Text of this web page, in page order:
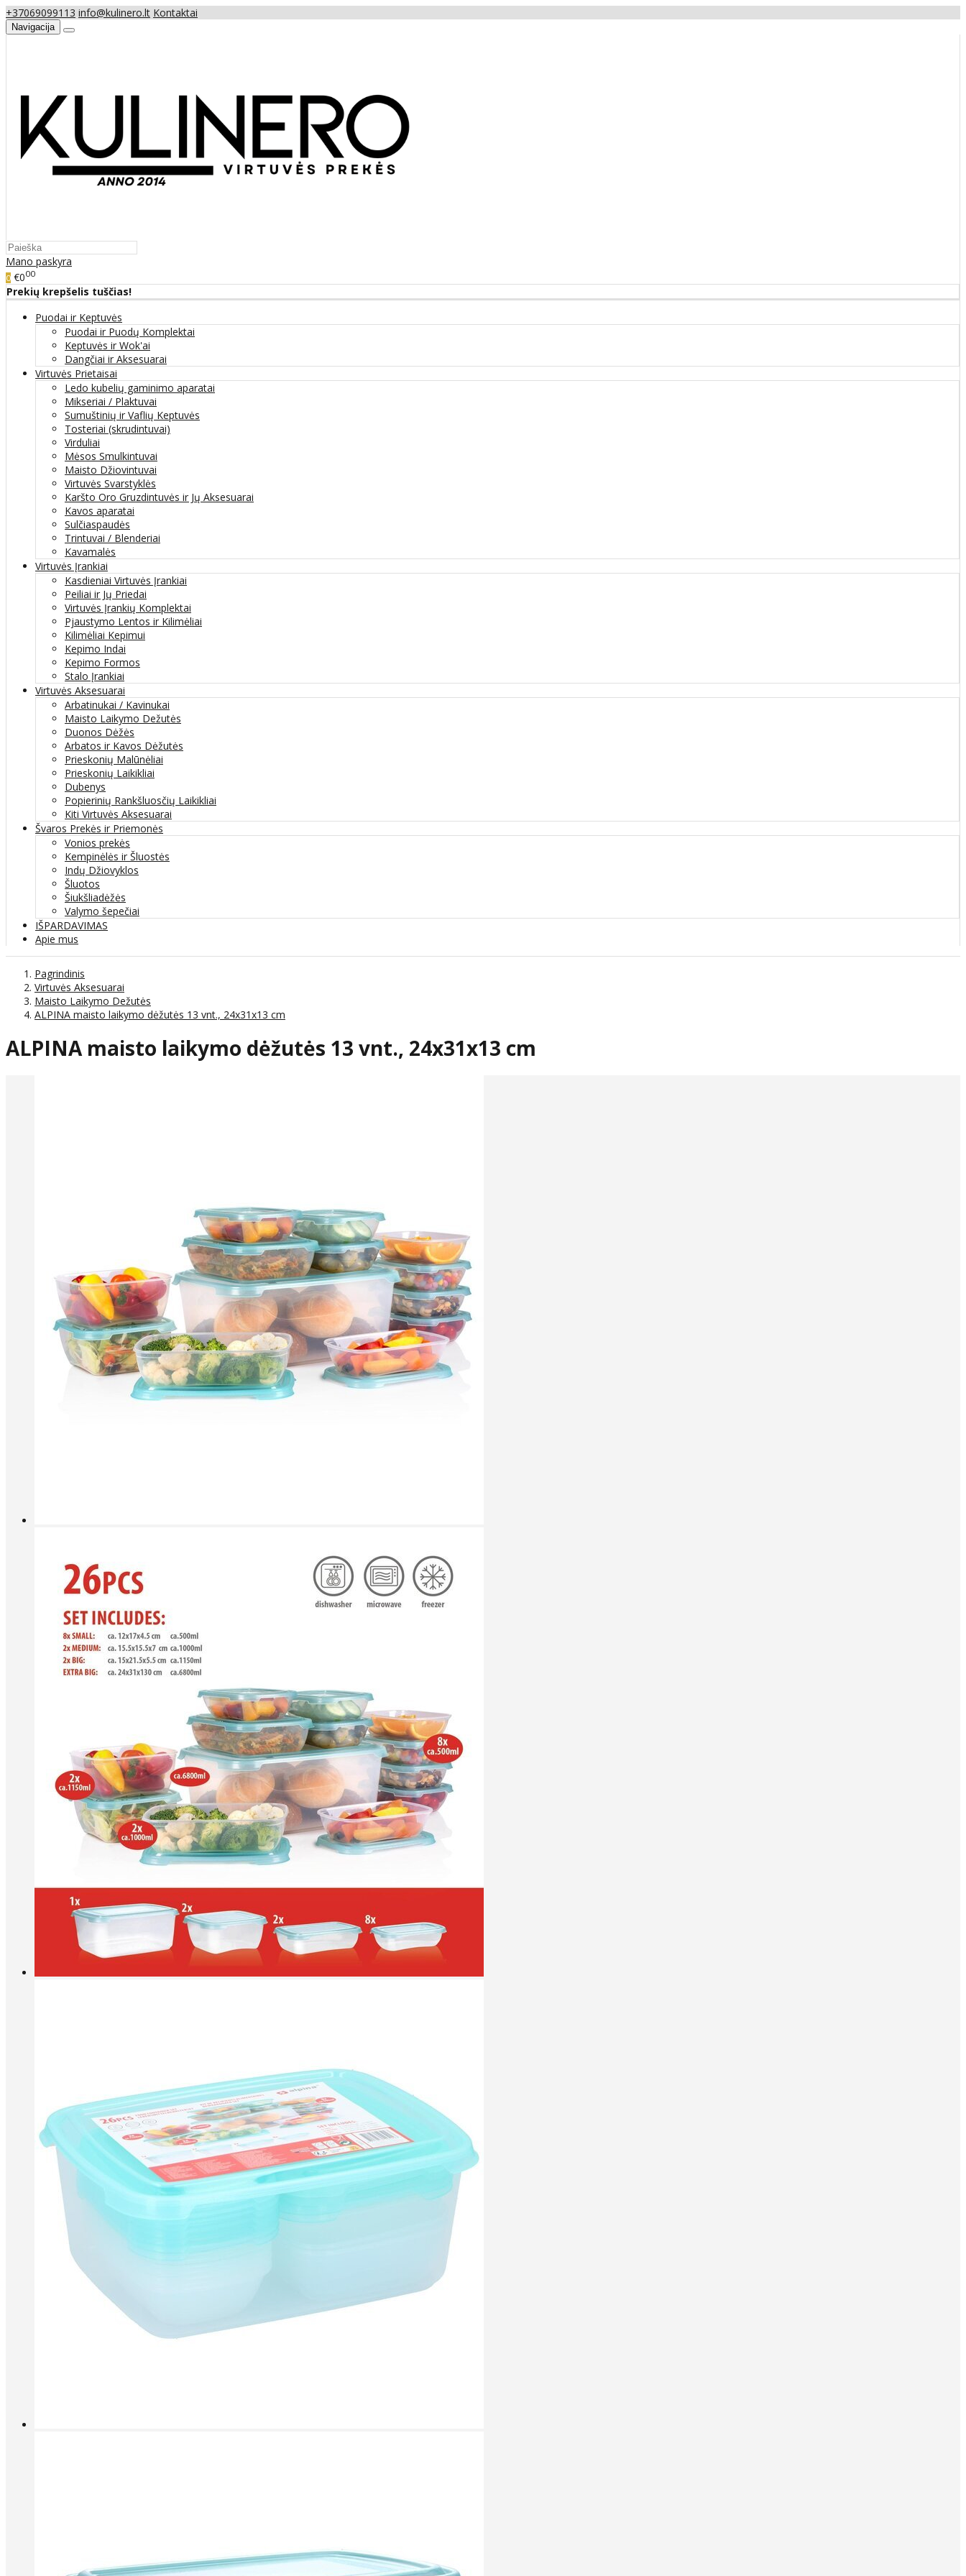
+37069099113 info@kulinero.lt Kontaktai
Navigacija
Mano paskyra
0 €000
Prekių krepšelis tuščias!
Puodai ir Keptuvės
Puodai ir Puodų Komplektai
Keptuvės ir Wok'ai
Dangčiai ir Aksesuarai
Virtuvės Prietaisai
Ledo kubelių gaminimo aparatai
Mikseriai / Plaktuvai
Sumuštinių ir Vaflių Keptuvės
Tosteriai (skrudintuvai)
Virduliai
Mėsos Smulkintuvai
Maisto Džiovintuvai
Virtuvės Svarstyklės
Karšto Oro Gruzdintuvės ir Jų Aksesuarai
Kavos aparatai
Sulčiaspaudės
Trintuvai / Blenderiai
Kavamalės
Virtuvės Įrankiai
Kasdieniai Virtuvės Įrankiai
Peiliai ir Jų Priedai
Virtuvės Įrankių Komplektai
Pjaustymo Lentos ir Kilimėliai
Kilimėliai Kepimui
Kepimo Indai
Kepimo Formos
Stalo Įrankiai
Virtuvės Aksesuarai
Arbatinukai / Kavinukai
Maisto Laikymo Dežutės
Duonos Dėžės
Arbatos ir Kavos Dėžutės
Prieskonių Malūnėliai
Prieskonių Laikikliai
Dubenys
Popierinių Rankšluosčių Laikikliai
Kiti Virtuvės Aksesuarai
Švaros Prekės ir Priemonės
Vonios prekės
Kempinėlės ir Šluostės
Indų Džiovyklos
Šluotos
Šiukšliadėžės
Valymo šepečiai
IŠPARDAVIMAS
Apie mus
Pagrindinis
Virtuvės Aksesuarai
Maisto Laikymo Dežutės
ALPINA maisto laikymo dėžutės 13 vnt., 24x31x13 cm
ALPINA maisto laikymo dėžutės 13 vnt., 24x31x13 cm